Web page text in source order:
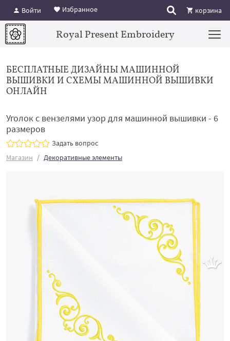
Войти Избранное корзина
Royal Present Embroidery
БЕСПЛАТНЫЕ ДИЗАЙНЫ МАШИННОЙ
ВЫШИВКИ И СХЕМЫ МАШИННОЙ ВЫШИВКИ
ОНЛАЙН
Уголок с вензелями узор для машинной вышивки - 6
размеров
Задать вопрос
Магазин
Декоративные элементы